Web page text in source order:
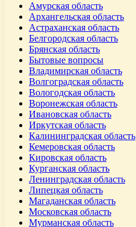
Амурская область
Архангельская область
Астраханская область
Белгородская область
Брянская область
Бытовые вопросы
Владимирская область
Волгоградская область
Вологодская область
Воронежская область
Ивановская область
Иркутская область
Калининградская область
Кемеровская область
Кировская область
Курганская область
Ленинградская область
Липецкая область
Магаданская область
Московская область
Мурманская область